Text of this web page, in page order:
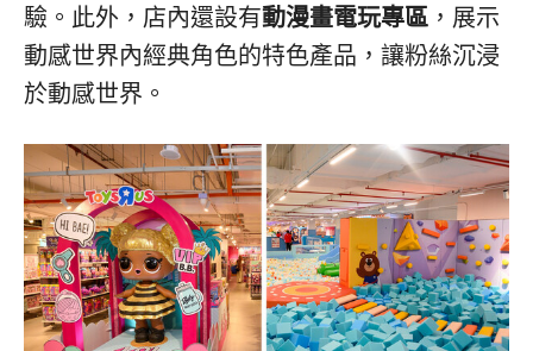
驗。此外，店內還設有動漫畫電玩專區 ，展示
動感世界內經典角色的特色產品，讓粉絲沉浸
於動感世界。